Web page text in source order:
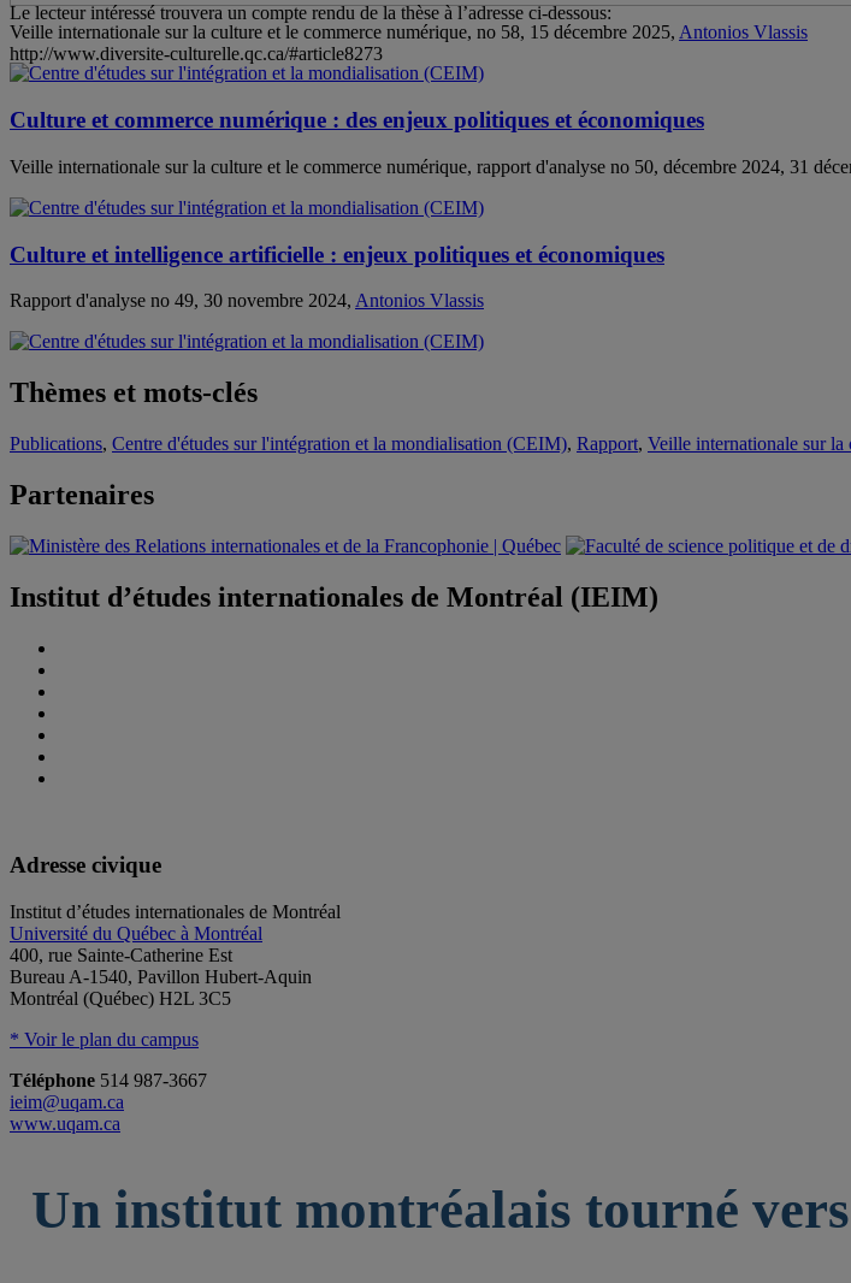
Le lecteur intéressé trouvera un compte rendu de la thèse à l’adresse ci-dessous:
http://www.diversite-culturelle.qc.ca/#article8273
Veille internationale sur la culture et le commerce numérique, no 58, 15 décembre 2025, Antonios Vlassis
Culture et commerce numérique : des enjeux politiques et économiques
Veille internationale sur la culture et le commerce numérique, rapport d'analyse no 50, décembre 2024, 31
Culture et intelligence artificielle : enjeux politiques et économiques
Rapport d'analyse no 49, 30 novembre 2024, Antonios Vlassis
Thèmes et mots-clés
Publications, Centre d'études sur l'intégration et la mondialisation (CEIM), Rapport, Veille internationale sur la
Partenaires
Institut d’études internationales de Montréal (IEIM)
Adresse civique
Institut d’études internationales de Montréal
Université du Québec à Montréal
400, rue Sainte-Catherine Est
Bureau A-1540, Pavillon Hubert-Aquin
Montréal (Québec) H2L 3C5
* Voir le plan du campus
Téléphone 514 987-3667
ieim@uqam.ca
www.uqam.ca
Un institut montréalais tourné